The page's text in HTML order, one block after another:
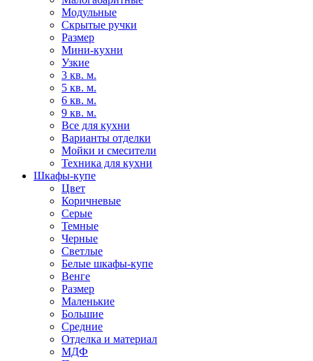
Модульные
Скрытые ручки
Размер
Мини-кухни
Узкие
3 кв. м.
5 кв. м.
6 кв. м.
9 кв. м.
Все для кухни
Варианты отделки
Мойки и смесители
Техника для кухни
Шкафы-купе
Цвет
Коричневые
Серые
Темные
Черные
Светлые
Белые шкафы-купе
Венге
Размер
Маленькие
Большие
Средние
Отделка и материал
МДФ